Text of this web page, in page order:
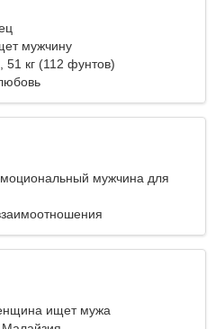
мужчину
51 кг (112 фунтов)
мужчина для
ищет мужа